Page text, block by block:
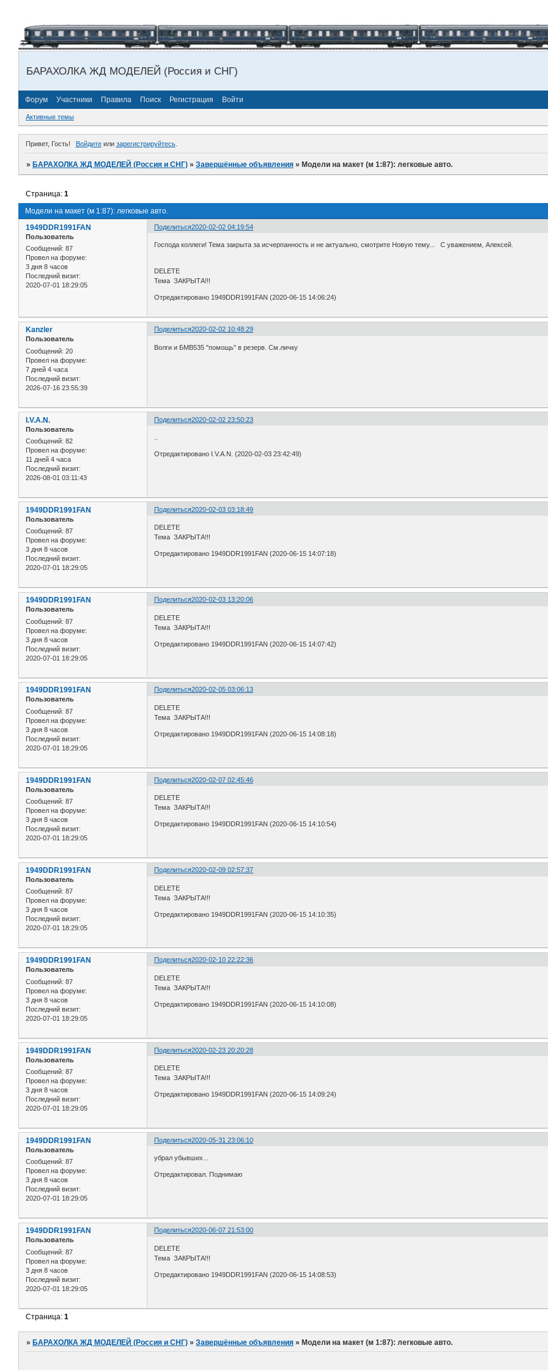
БАРАХОЛКА ЖД МОДЕЛЕЙ (Россия и СНГ)
Форум Участники Правила Поиск Регистрация Войти
Активные темы
Привет, Гость! Войдитеили зарегистрируйтесь.
»БАРАХОЛКА ЖД МОДЕЛЕЙ (Россия и СНГ) »Завершённые объявления »Модели на макет (м 1:87): легковые авто.
Модели на макет (м 1:87): легковые авто.
Страница:1
Поделиться2020-02-02 04:19:54
1949DDR1991FAN
Пользователь
Сообщений: 87
Провел на форуме:
3 дня 8 часов
Последний визит:
2020-07-01 18:29:05
Господа коллеги! Тема закрыта за исчерпанность и не актуально, смотрите Новую тему... С уважением, Алексей.
DELETE
Тема ЗАКРЫТА!!!
Отредактировано 1949DDR1991FAN (2020-06-15 14:06:24)
Поделиться2020-02-02 10:48:29
Kanzler
Пользователь
Сообщений: 20
Провел на форуме:
7 дней 4 часа
Последний визит:
2026-07-16 23:55:39
Волги и БМВ535 "помощь" в резерв. См.личку
Поделиться2020-02-02 23:50:23
I.V.A.N.
Пользователь
Сообщений: 82
Провел на форуме:
11 дней 4 часа
Последний визит:
2026-08-01 03:11:43
Отредактировано I.V.A.N. (2020-02-03 23:42:49)
Поделиться2020-02-03 03:18:49
1949DDR1991FAN
Пользователь
Сообщений: 87
Провел на форуме:
3 дня 8 часов
Последний визит:
2020-07-01 18:29:05
DELETE
Тема ЗАКРЫТА!!!
Отредактировано 1949DDR1991FAN (2020-06-15 14:07:18)
Поделиться2020-02-03 13:20:06
1949DDR1991FAN
Пользователь
Сообщений: 87
Провел на форуме:
3 дня 8 часов
Последний визит:
2020-07-01 18:29:05
DELETE
Тема ЗАКРЫТА!!!
Отредактировано 1949DDR1991FAN (2020-06-15 14:07:42)
Поделиться2020-02-05 03:06:13
1949DDR1991FAN
Пользователь
Сообщений: 87
Провел на форуме:
3 дня 8 часов
Последний визит:
2020-07-01 18:29:05
DELETE
Тема ЗАКРЫТА!!!
Отредактировано 1949DDR1991FAN (2020-06-15 14:08:18)
Поделиться2020-02-07 02:45:46
1949DDR1991FAN
Пользователь
Сообщений: 87
Провел на форуме:
3 дня 8 часов
Последний визит:
2020-07-01 18:29:05
DELETE
Тема ЗАКРЫТА!!!
Отредактировано 1949DDR1991FAN (2020-06-15 14:10:54)
Поделиться2020-02-09 02:57:37
1949DDR1991FAN
Пользователь
Сообщений: 87
Провел на форуме:
3 дня 8 часов
Последний визит:
2020-07-01 18:29:05
DELETE
Тема ЗАКРЫТА!!!
Отредактировано 1949DDR1991FAN (2020-06-15 14:10:35)
Поделиться2020-02-10 22:22:36
1949DDR1991FAN
Пользователь
Сообщений: 87
Провел на форуме:
3 дня 8 часов
Последний визит:
2020-07-01 18:29:05
DELETE
Тема ЗАКРЫТА!!!
Отредактировано 1949DDR1991FAN (2020-06-15 14:10:08)
Поделиться2020-02-23 20:20:28
1949DDR1991FAN
Пользователь
Сообщений: 87
Провел на форуме:
3 дня 8 часов
Последний визит:
2020-07-01 18:29:05
DELETE
Тема ЗАКРЫТА!!!
Отредактировано 1949DDR1991FAN (2020-06-15 14:09:24)
Поделиться2020-05-31 23:06:10
1949DDR1991FAN
Пользователь
Сообщений: 87
Провел на форуме:
3 дня 8 часов
Последний визит:
2020-07-01 18:29:05
убрал убывших...
Отредактировал. Поднимаю
Поделиться2020-06-07 21:53:00
1949DDR1991FAN
Пользователь
Сообщений: 87
Провел на форуме:
3 дня 8 часов
Последний визит:
2020-07-01 18:29:05
DELETE
Тема ЗАКРЫТА!!!
Отредактировано 1949DDR1991FAN (2020-06-15 14:08:53)
Страница:1
» БАРАХОЛКА ЖД МОДЕЛЕЙ (Россия и СНГ) »Завершённые объявления » Модели на макет (м 1:87): легковые авто.